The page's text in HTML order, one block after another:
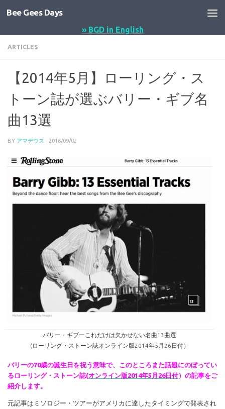
コンテンツへスキップ
Bee Gees Days
» BGD in English
ARTICLES
【2014年5月】ローリング・ス
トーン誌が選ぶバリー・ギブ名
曲13選
BY アマデウス · 2016/09/02
バリー・ギブーこれだけは欠かせない名曲13曲選
(ローリング・ストーン誌オンライン版2014年5月26日付）
バリーの70歳の誕生日を祝う意味で、このところまた話題にのぼってい
るローリング・ストーン誌(オンライン版2014年5月26日付）の記事をご
紹介します。
元記事はミソロジー・ツアーがアメリカに達したタイミングで発表され